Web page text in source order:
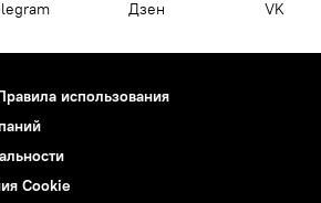
Дзен VK
использования
Cookie